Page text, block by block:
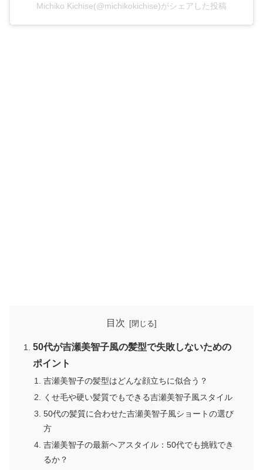
Michiko Kichise(@michikokichise)がシェアした投稿
目次
50代が吉瀬美智子風の髪型で失敗しないための
ポイント
吉瀬美智子の髪型はどんな顔立ちに似合う？
くせ毛や硬い髪質でもできる吉瀬美智子風スタイル
50代の髪質に合わせた吉瀬美智子風ショートの選び
方
吉瀬美智子の最新ヘアスタイル：50代でも挑戦でき
るか？